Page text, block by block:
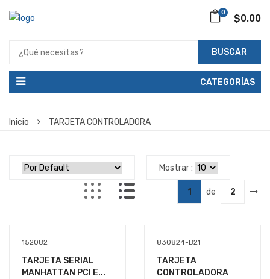
$0.00
0
BUSCAR
CATEGORÍAS
Inicio TARJETA CONTROLADORA
Mostrar :
1 de 2
152082
TARJETA SERIAL
MANHATTAN PCI E...
830824-B21
TARJETA
CONTROLADORA